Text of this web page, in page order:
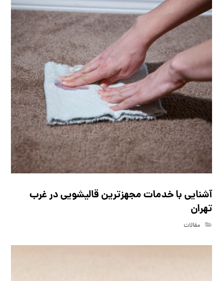
آشنایی با خدمات مجهزترین قالیشویی در غرب
تهران
مقالات